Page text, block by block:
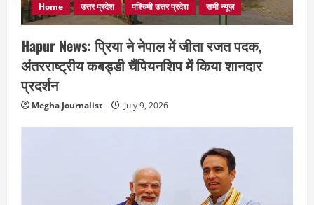
Home उत्तर प्रदेश पश्चिमी उत्तर प्रदेश सभी न्यूज़
Hapur News: प्रिया ने नेपाल में जीता रजत पदक,
अंतरराष्ट्रीय कबड्डी चैंपियनशिप में किया शानदार
प्रदर्शन
Megha Journalist July 9, 2026